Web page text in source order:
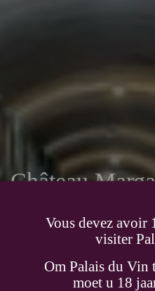
Vous devez avoir
visiter
Om Palais du Vin
moet u 18
Château
En savoir plus